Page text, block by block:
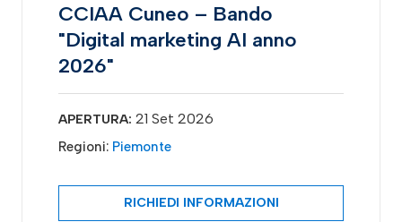
CCIAA Cuneo – Bando
"Digital marketing AI anno
2026"
APERTURA: 21 Set 2026
Regioni: Piemonte
RICHIEDI INFORMAZIONI